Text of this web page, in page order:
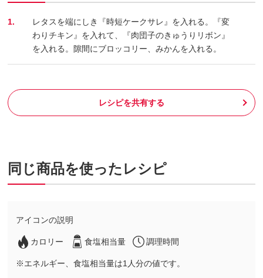
1.
レタスを端にしき『時短ケークサレ』を入れる。『変
わりチキン』を入れて、『肉団子のきゅうりリボン』
を入れる。隙間にブロッコリー、みかんを入れる。
レシピを共有する
同じ商品を使ったレシピ
アイコンの説明
カロリー 食塩相当量 調理時間
※エネルギー、食塩相当量は1人分の値です。